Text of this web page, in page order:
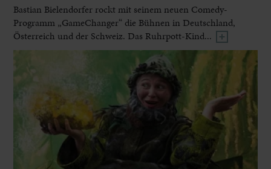
Bastian Bielendorfer rockt mit seinem neuen Comedy-
Programm „GameChanger“ die Bühnen in Deutschland,
Österreich und der Schweiz. Das Ruhrpott-Kind...